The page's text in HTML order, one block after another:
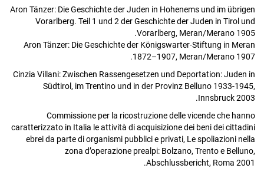
Aron Tänzer: Die Geschichte der Juden in Hohenems und im übrigen
Vorarlberg. Teil 1 und 2 der Geschichte der Juden in Tirol und
Vorarlberg, Meran/Merano 1905.
Aron Tänzer: Die Geschichte der Königswarter-Stiftung in Meran
1872–1907, Meran/Merano 1907.
Cinzia Villani: Zwischen Rassengesetzen und Deportation: Juden in
Südtirol, im Trentino und in der Provinz Belluno 1933-1945,
Innsbruck 2003.
Commissione per la ricostruzione delle vicende che hanno
caratterizzato in Italia le attività di acquisizione dei beni dei cittadini
ebrei da parte di organismi pubblici e privati, Le spoliazioni nella
zona d’operazione prealpi: Bolzano, Trento e Belluno,
Abschlussbericht, Roma 2001.